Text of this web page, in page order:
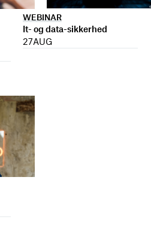
WEBINAR
It- og data-sikkerhed
27AUG